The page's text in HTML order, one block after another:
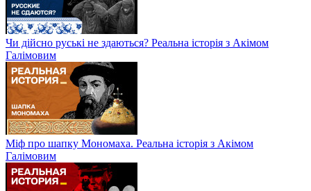
Чи дійсно руські не здаються? Реальна історія з Акімом
Галімовим
Міф про шапку Мономаха. Реальна історія з Акімом
Галімовим